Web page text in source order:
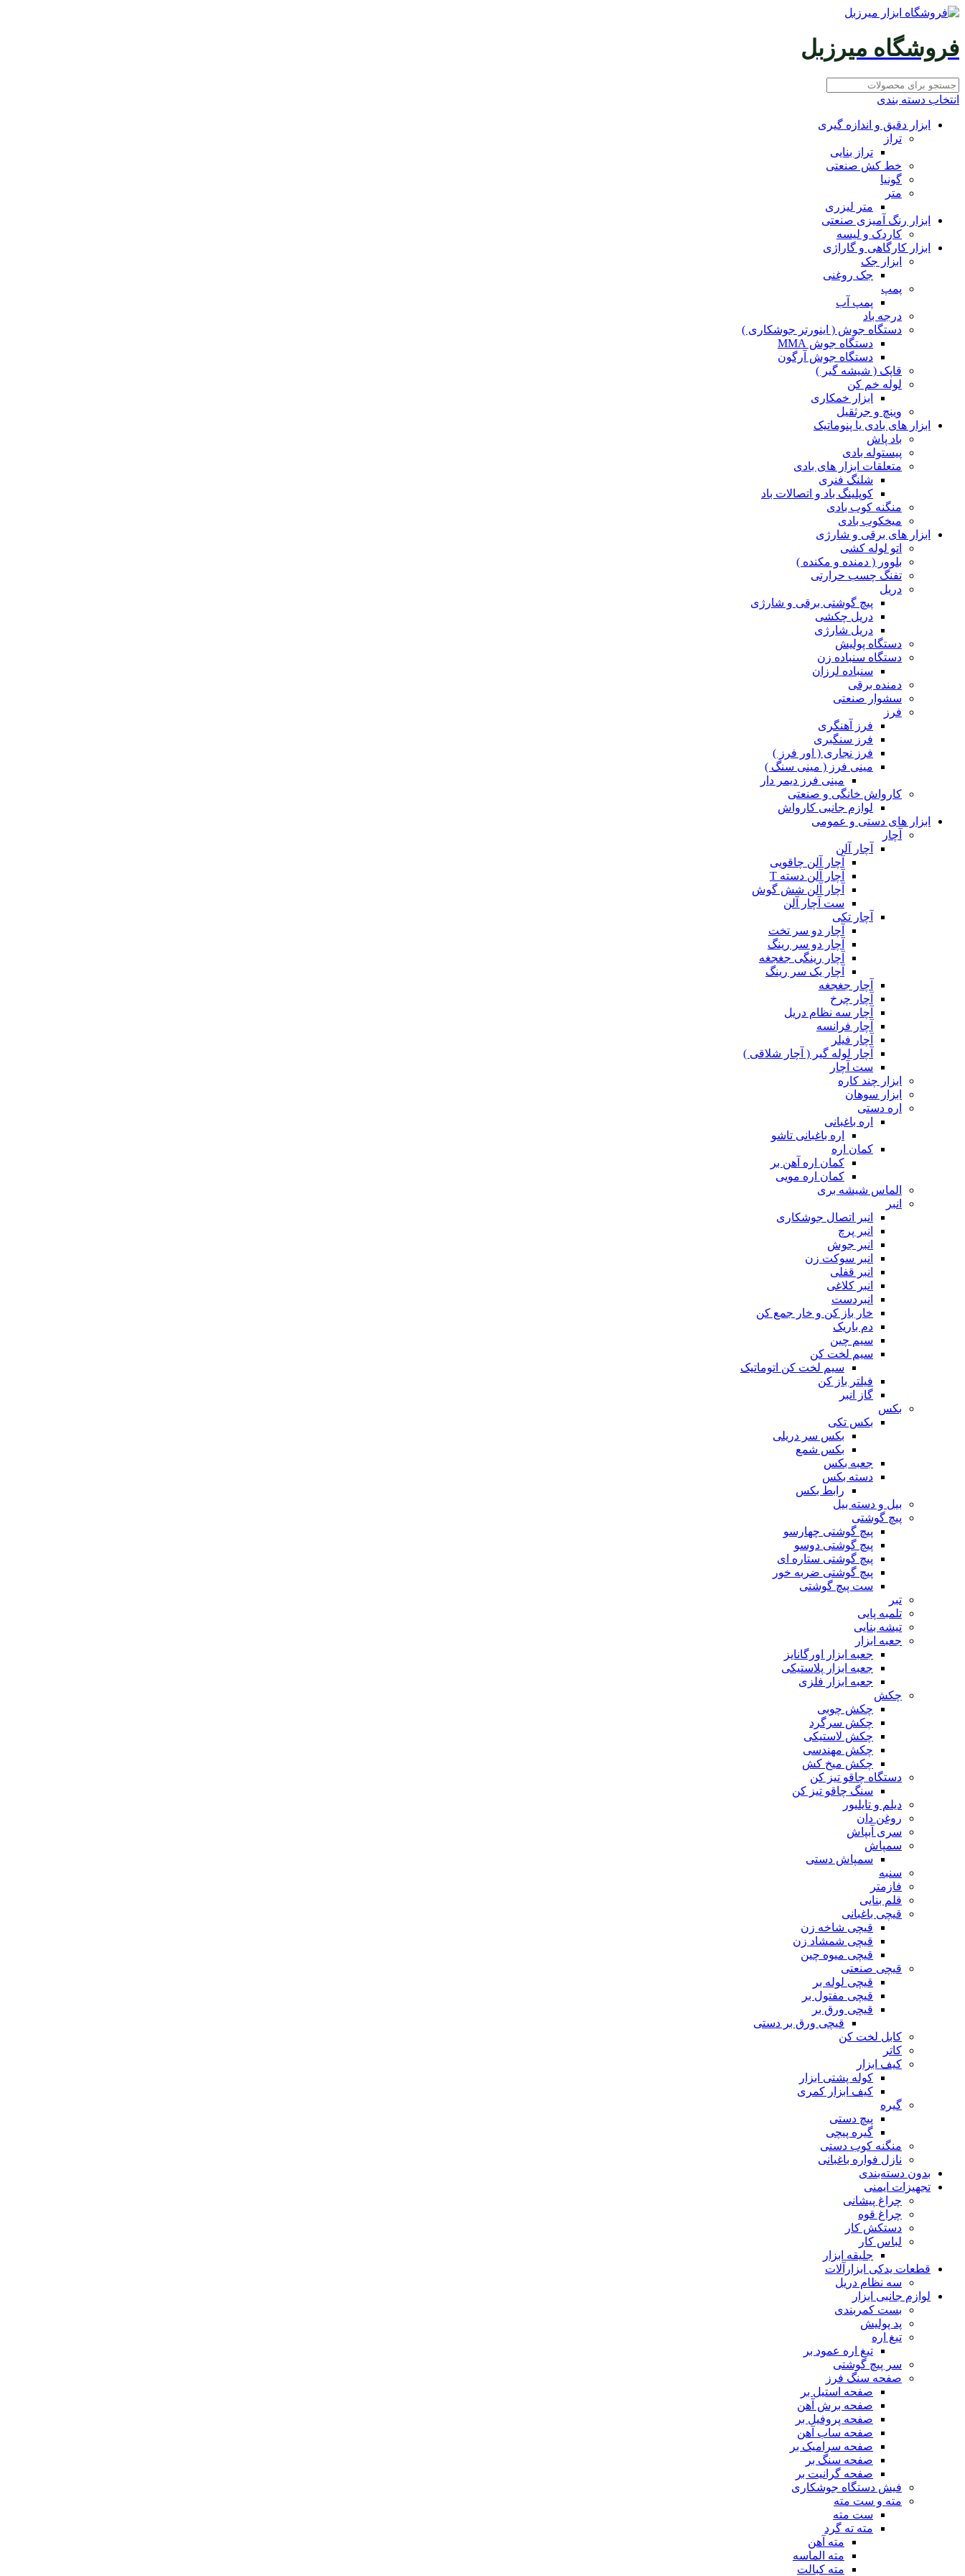
فروشگاه میرزبل
انتخاب دسته بندی
ابزار دقیق و اندازه گیری
تراز
تراز بنایی
خط کش صنعتی
گونیا
متر
متر لیزری
ابزار رنگ آمیزی صنعتی
کاردک و لیسه
ابزار کارگاهی و گاراژی
ابزار جک
جک روغنی
پمپ
پمپ آب
درجه باد
دستگاه جوش ( اینورتر جوشکاری )
دستگاه جوش MMA
دستگاه جوش آرگون
قاپک ( شیشه گیر )
لوله خم کن
ابزار خمکاری
وینچ و جرثقیل
ابزار های بادی یا پنوماتیک
باد پاش
پیستوله بادی
متعلقات ابزار های بادی
شلنگ فنری
کوپلینگ باد و اتصالات باد
منگنه کوب بادی
میخکوب بادی
ابزار های برقی و شارژی
اتو لوله کشی
بلوور ( دمنده و مکنده )
تفنگ چسب حرارتی
دریل
پیچ گوشتی برقی و شارژی
دریل چکشی
دریل شارژی
دستگاه پولیش
دستگاه سنباده زن
سنباده لرزان
دمنده برقی
سشوار صنعتی
فرز
فرز آهنگری
فرز سنگبری
فرز نجاری ( اور فرز )
مینی فرز ( مینی سنگ )
مینی فرز دیمر دار
کارواش خانگی و صنعتی
لوازم جانبی کارواش
ابزار های دستی و عمومی
آچار
آچار آلن
آچار آلن چاقویی
آچار آلن دسته T
آچار آلن شش گوش
ست آچار آلن
آچار تکی
آچار دو سر تخت
آچار دو سر رینگ
آچار رینگی جغجغه
آچار یک سر رینگ
آچار جغجغه
آچار چرخ
آچار سه نظام دریل
آچار فرانسه
آچار فیلر
آچار لوله گیر ( آچار شلاقی )
ست آچار
ابزار چند کاره
ابزار سوهان
اره دستی
اره باغبانی
اره باغبانی تاشو
کمان اره
کمان اره آهن بر
کمان اره مویی
الماس شیشه بری
انبر
انبر اتصال جوشکاری
انبر پرچ
انبر جوش
انبر سوکت زن
انبر قفلی
انبر کلاغی
انبردست
خار باز کن و خار جمع کن
دم باریک
سیم چین
سیم لخت کن
سیم لخت کن اتوماتیک
فیلتر باز کن
گاز انبر
بکس
بکس تکی
بکس سر دریلی
بکس شمع
جعبه بکس
دسته بکس
رابط بکس
بیل و دسته بیل
پیچ گوشتی
پیچ گوشتی چهارسو
پیچ گوشتی دوسو
پیچ گوشتی ستاره‌ ای
پیچ گوشتی ضربه خور
ست پیچ گوشتی
تبر
تلمبه پایی
تیشه بنایی
جعبه ابزار
جعبه ابزار اورگانایز
جعبه ابزار پلاستیکی
جعبه ابزار فلزی
چکش
چکش چوبی
چکش سرگرد
چکش لاستیکی
چکش مهندسی
چکش میخ کش
دستگاه چاقو تیز کن
سنگ چاقو تیز کن
دیلم و تایلیور
روغن دان
سری آبپاش
سمپاش
سمپاش دستی
سنبه
فازمتر
قلم بنایی
قیچی باغبانی
قیچی شاخه زن
قیچی شمشاد زن
قیچی میوه چین
قیچی صنعتی
قیچی لوله بر
قیچی مفتول بر
قیچی ورق بر
قیچی ورق بر دستی
کابل لخت کن
کاتر
کیف ابزار
کوله پشتی ابزار
کیف ابزار کمری
گیره
پیچ دستی
گیره پیچی
منگنه کوب دستی
نازل فواره باغبانی
بدون دسته‌بندی
تجهیزات ایمنی
چراغ پیشانی
چراغ قوه
دستکش کار
لباس کار
جلیقه ابزار
قطعات یدکی ابزارآلات
سه نظام دریل
لوازم جانبی ابزار
بست کمربندی
پد پولیش
تیغ اره
تیغ اره عمود بر
سر پیچ گوشتی
صفحه سنگ فرز
صفحه استیل بر
صفحه برش آهن
صفحه پروفیل بر
صفحه ساب آهن
صفحه سرامیک بر
صفحه سنگ بر
صفحه گرانیت بر
فیش دستگاه جوشکاری
مته و ست مته
ست مته
مته ته گرد
مته آهن
مته الماسه
مته کبالت